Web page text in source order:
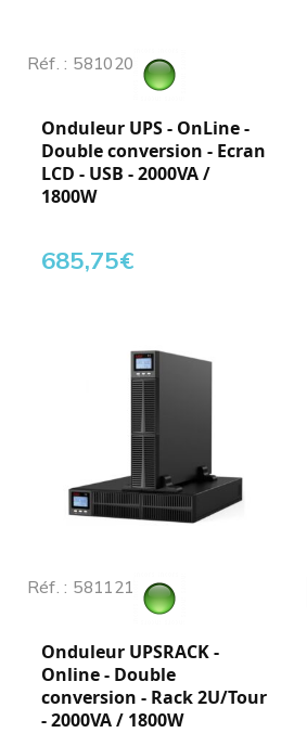
Réf. : 581020
Onduleur UPS - OnLine -
Double conversion - Ecran
LCD - USB - 2000VA /
1800W
685,75€
Réf. : 581121
Onduleur UPSRACK -
Online - Double
conversion - Rack 2U/Tour
- 2000VA / 1800W